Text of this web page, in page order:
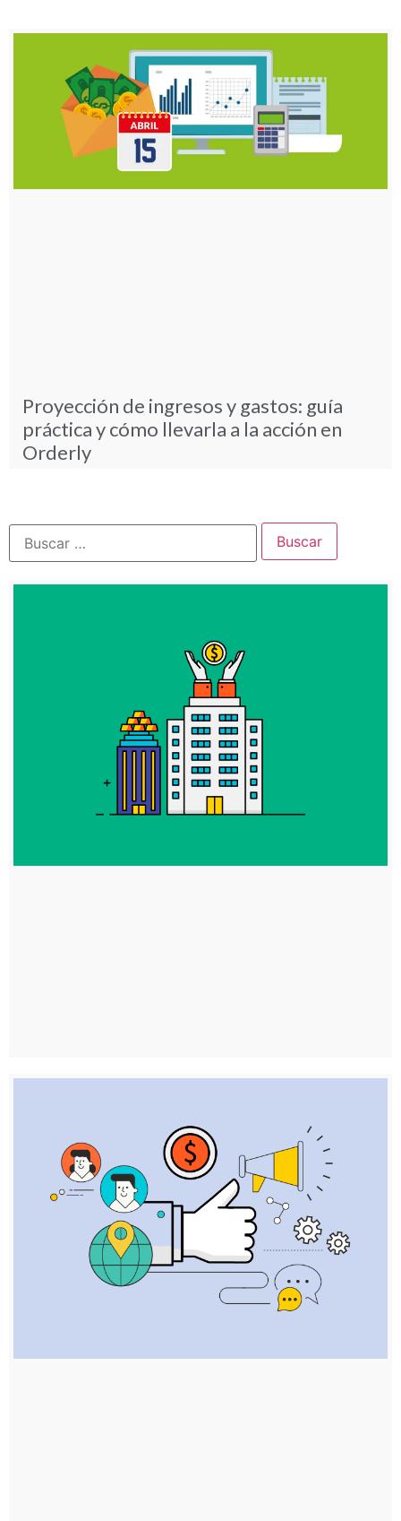
Proyección de ingresos y gastos: guía
práctica y cómo llevarla a la acción en
Orderly